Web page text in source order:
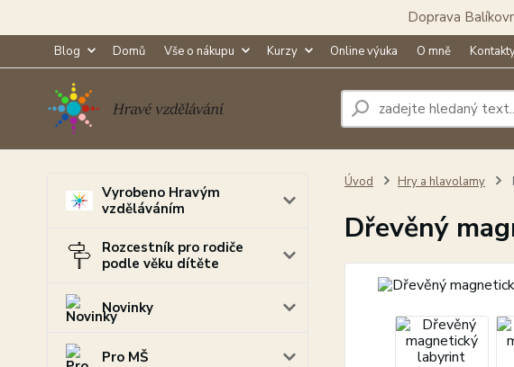
Doprava
Blog Domů Vše o nákupu Kurzy Online výuka O mně
Vyrobeno Hravým
vzděláváním
Rozcestník pro rodiče
podle věku dítěte
Novinky
Pro MŠ
Úvod Hry a hlavolamy
Dřevěný